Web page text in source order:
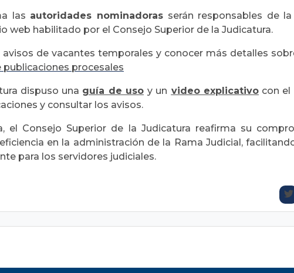
las autoridades nominadoras serán responsables de
web habilitado por el Consejo Superior de la Judicatura.
avisos de vacantes temporales y conocer más detalles
publicaciones procesales
dispuso una guía de uso y un video explicativocon el
y consultar los avisos.
el Consejo Superior de la Judicatura reafirma su
en la administración de la Rama Judicial,
para los servidores judiciales.